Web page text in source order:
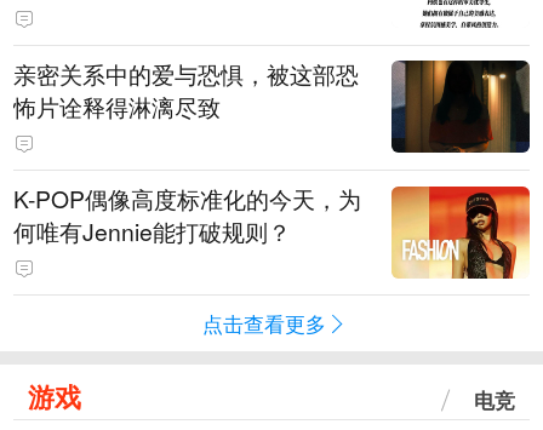
亲密关系中的爱与恐惧，被这部恐
怖片诠释得淋漓尽致
K-POP偶像高度标准化的今天，为
何唯有Jennie能打破规则？
点击查看更多
游戏 电竞